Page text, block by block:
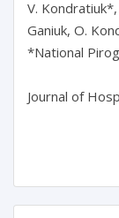
V. Kondratiuk*,
Ganiuk, O.
*National
Journal of